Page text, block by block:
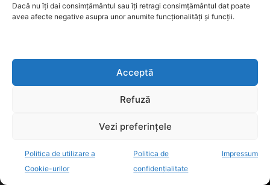
Dacă nu îți dai consimțământul sau îți retragi consimțământul dat poate
avea afecte negative asupra unor anumite funcționalități și funcții.
Acceptă
Refuză
Vezi preferințele
Politica de utilizare a
Cookie-urilor
Politica de
confidențialitate
Impressum